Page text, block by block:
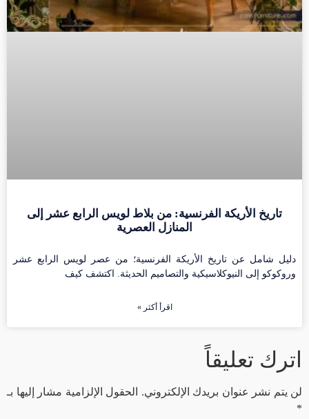
تاريخ الأريكة الفرنسية: من بلاط لويس الرابع عشر إلى
المنازل العصرية
دليل شامل عن تاريخ الأريكة الفرنسية؛ من عصر لويس الرابع عشر
وروكوكو إلى النيوكلاسيكية والتصاميم الحديثة. اكتشف كيف
اقرأ أكثر »
اترك تعليقاً
لن يتم نشر عنوان بريدك الإلكتروني.
الحقول الإلزامية مشار إليها بـ
*